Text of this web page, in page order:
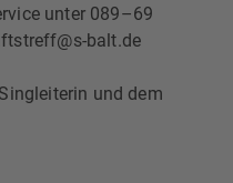
unter 089–69
balt.de
und dem